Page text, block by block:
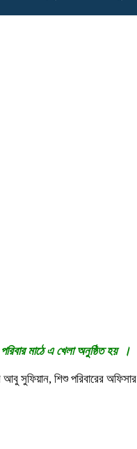
মাঠে এ খেলা অনুষ্ঠিত হয় ।
সুফিয়ান, শিশু পরিবারের অফিসার